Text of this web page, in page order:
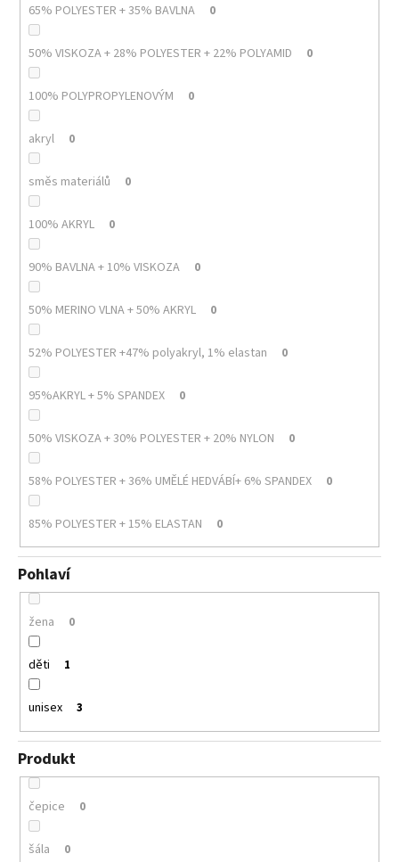
65% POLYESTER + 35% BAVLNA 0
50% VISKOZA + 28% POLYESTER + 22% POLYAMID 0
100% POLYPROPYLENOVÝM 0
akryl 0
směs materiálů 0
100% AKRYL 0
90% BAVLNA + 10% VISKOZA 0
50% MERINO VLNA + 50% AKRYL 0
52% POLYESTER +47% polyakryl, 1% elastan 0
95%AKRYL + 5% SPANDEX 0
50% VISKOZA + 30% POLYESTER + 20% NYLON 0
58% POLYESTER + 36% UMĚLÉ HEDVÁBÍ+ 6% SPANDEX 0
85% POLYESTER + 15% ELASTAN 0
Pohlaví
žena 0
děti 1
unisex 3
Produkt
čepice 0
šála 0